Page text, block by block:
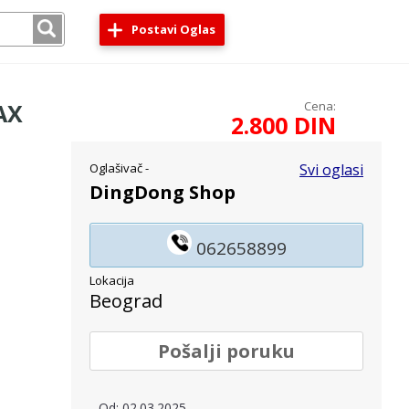
Postavi Oglas
Cena:
2.800 DIN
Svi oglasi
Oglašivač -
DingDong Shop
062658899
Lokacija
Beograd
Pošalji poruku